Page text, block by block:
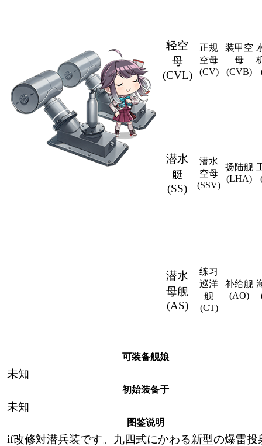
轻空
母
(CVL)
正规
空母
(CV)
装甲空
母
(CVB)
潜水
艇
(SS)
潜水
空母
(SSV)
扬陆舰
(LHA)
潜水
母舰
(AS)
练习
巡洋
舰
(CT)
补给舰
(AO)
可装备舰娘
未知
初始装备于
未知
图鉴说明
if改修対潜兵装です。九四式にかわる新型の爆雷投